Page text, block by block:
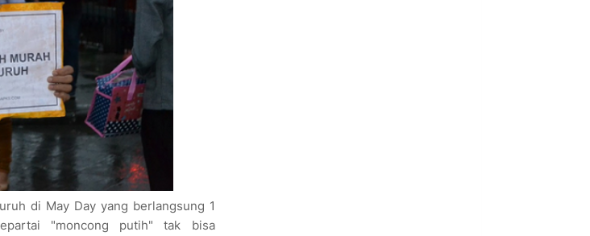
di May Day yang berlangsung 1
"moncong putih" tak bisa